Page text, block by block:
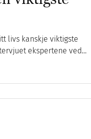
livs kanskje viktigste
ekspertene ved…